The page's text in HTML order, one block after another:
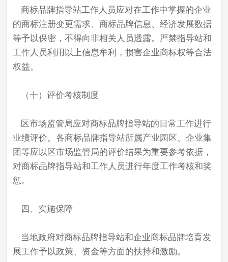
商标品牌指导站工作人员应对在工作中掌握的企业
的商标注册变更需求、商标品牌信息、经济发展数据
等予以保密，不得向非相关人员透露。严禁指导站和
工作人员利用以上信息牟利，损害企业商标权等合法
权益。
（十）评价考核制度
区市场监管局应对商标品牌指导站的日常工作进行
业绩评价。各商标品牌指导站所属产业园区、企业集
团等应以区市场监管局的评价结果为重要参考依据，
对商标品牌指导站和工作人员进行年度工作考核和奖
惩。
四、实施保障
当地政府对商标品牌指导站和企业商标品牌培育发
展工作予以政策、资金等方面的扶持和激励。